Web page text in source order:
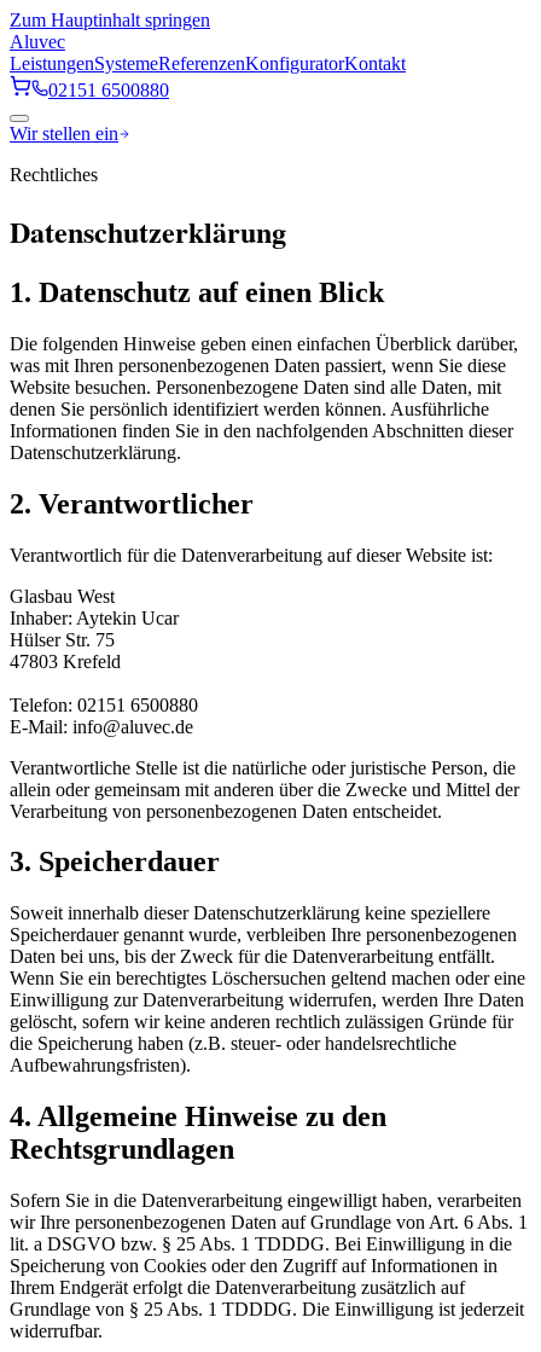
Zum Hauptinhalt springen
Aluvec
LeistungenSystemeReferenzenKonfiguratorKontakt
02151 6500880
Wir stellen ein
Rechtliches
Datenschutzerklärung
1. Datenschutz auf einen Blick
Die folgenden Hinweise geben einen einfachen Überblick darüber,
was mit Ihren personenbezogenen Daten passiert, wenn Sie diese
Website besuchen. Personenbezogene Daten sind alle Daten, mit
denen Sie persönlich identifiziert werden können. Ausführliche
Informationen finden Sie in den nachfolgenden Abschnitten dieser
Datenschutzerklärung.
2. Verantwortlicher
Verantwortlich für die Datenverarbeitung auf dieser Website ist:
Glasbau West
Inhaber: Aytekin Ucar
Hülser Str. 75
47803 Krefeld
Telefon: 02151 6500880
E-Mail: info@aluvec.de
Verantwortliche Stelle ist die natürliche oder juristische Person, die
allein oder gemeinsam mit anderen über die Zwecke und Mittel der
Verarbeitung von personenbezogenen Daten entscheidet.
3. Speicherdauer
Soweit innerhalb dieser Datenschutzerklärung keine speziellere
Speicherdauer genannt wurde, verbleiben Ihre personenbezogenen
Daten bei uns, bis der Zweck für die Datenverarbeitung entfällt.
Wenn Sie ein berechtigtes Löschersuchen geltend machen oder eine
Einwilligung zur Datenverarbeitung widerrufen, werden Ihre Daten
gelöscht, sofern wir keine anderen rechtlich zulässigen Gründe für
die Speicherung haben (z.B. steuer- oder handelsrechtliche
Aufbewahrungsfristen).
4. Allgemeine Hinweise zu den
Rechtsgrundlagen
Sofern Sie in die Datenverarbeitung eingewilligt haben, verarbeiten
wir Ihre personenbezogenen Daten auf Grundlage von Art. 6 Abs. 1
lit. a DSGVO bzw. § 25 Abs. 1 TDDDG. Bei Einwilligung in die
Speicherung von Cookies oder den Zugriff auf Informationen in
Ihrem Endgerät erfolgt die Datenverarbeitung zusätzlich auf
Grundlage von § 25 Abs. 1 TDDDG. Die Einwilligung ist jederzeit
widerrufbar.